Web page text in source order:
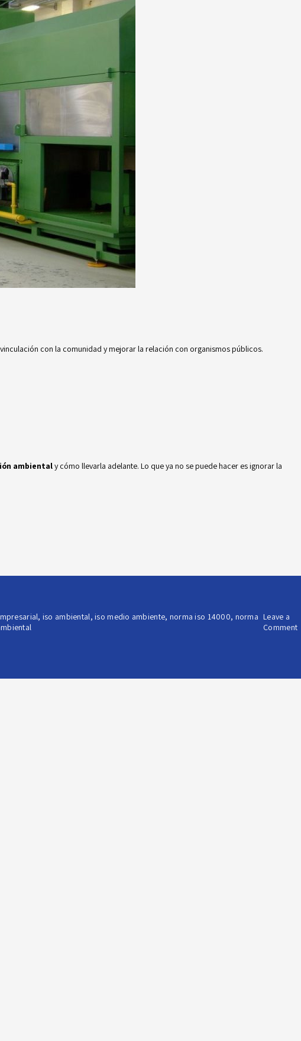
con la comunidad y mejorar la relación con organismos públicos.
ambientaly cómo llevarla adelante. Lo que ya no se puede hacer es ignorar la
, iso ambiental,iso medio ambiente, norma iso 14000, norma Leave a
Comment